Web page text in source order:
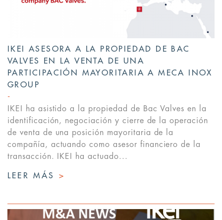
IKEI ASESORA A LA PROPIEDAD DE BAC
VALVES EN LA VENTA DE UNA
PARTICIPACIÓN MAYORITARIA A MECA INOX
GROUP
IKEI ha asistido a la propiedad de Bac Valves en la
identificación, negociación y cierre de la operación
de venta de una posición mayoritaria de la
compañía, actuando como asesor financiero de la
transacción. IKEI ha actuado...
LEER MÁS >